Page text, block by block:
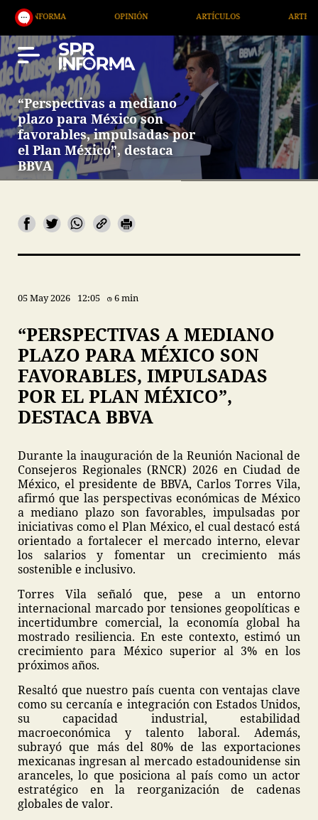
OPINIÓN ARTÍCULOS ARTE /
“Perspectivas a mediano
plazo para México son
favorables, impulsadas por
el Plan México”, destaca
BBVA
05 May 2026 12:05 6 min
“PERSPECTIVAS A MEDIANO
PLAZO PARA MÉXICO SON
FAVORABLES, IMPULSADAS
POR EL PLAN MÉXICO”,
DESTACA BBVA
Durante la inauguración de la Reunión Nacional de
Consejeros Regionales (RNCR) 2026 en Ciudad de
México, el presidente de BBVA, Carlos Torres Vila,
afirmó que las perspectivas económicas de México
a mediano plazo son favorables, impulsadas por
iniciativas como el Plan México, el cual destacó está
orientado a fortalecer el mercado interno, elevar
los salarios y fomentar un crecimiento más
sostenible e inclusivo.
Torres Vila señaló que, pese a un entorno
internacional marcado por tensiones geopolíticas e
incertidumbre comercial, la economía global ha
mostrado resiliencia. En este contexto, estimó un
crecimiento para México superior al 3% en los
próximos años.
Resaltó que nuestro país cuenta con ventajas clave
como su cercanía e integración con Estados Unidos,
su capacidad industrial, estabilidad
macroeconómica y talento laboral. Además,
subrayó que más del 80% de las exportaciones
mexicanas ingresan al mercado estadounidense sin
aranceles, lo que posiciona al país como un actor
estratégico en la reorganización de cadenas
globales de valor.